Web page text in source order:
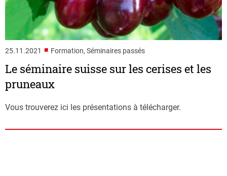
25.11.2021 ■ Formation, Séminaires passés
Le séminaire suisse sur les cerises et les
pruneaux
Vous trouverez ici les présentations à télécharger.